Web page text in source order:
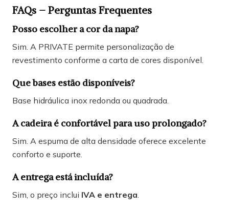
FAQs – Perguntas Frequentes
Posso escolher a cor da napa?
Sim. A PRIVATE permite personalização de
revestimento conforme a carta de cores disponível.
Que bases estão disponíveis?
Base hidráulica inox redonda ou quadrada.
A cadeira é confortável para uso prolongado?
Sim. A espuma de alta densidade oferece excelente
conforto e suporte.
A entrega está incluída?
Sim, o preço inclui IVA e entrega.